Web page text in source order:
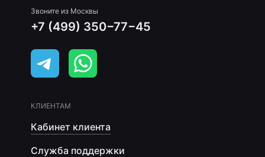
Звоните из Москвы
+7 (499) 350−77−45
КЛИЕНТАМ
Кабинет клиента
Служба поддержки